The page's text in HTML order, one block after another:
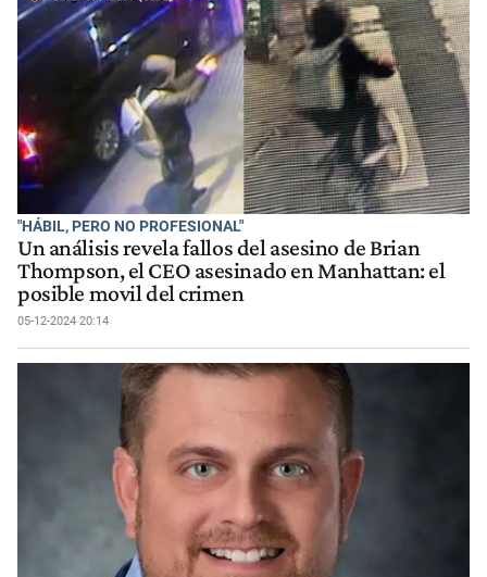
"HÁBIL, PERO NO PROFESIONAL"
Un análisis revela fallos del asesino de Brian
Thompson, el CEO asesinado en Manhattan: el
posible movil del crimen
05-12-2024 20:14